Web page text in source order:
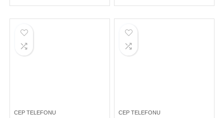
CEP TELEFONU CEP TELEFONU